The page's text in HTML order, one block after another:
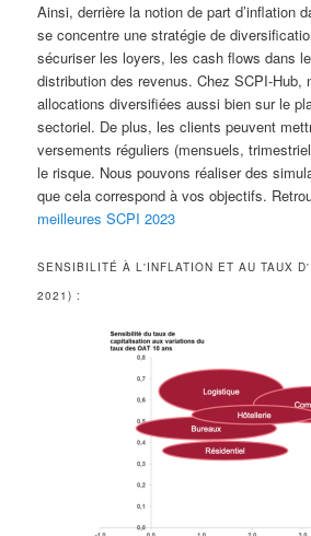
Ainsi, derrière la notion de part d’inflation
se concentre une stratégie de
sécuriser les loyers, les cash flows dans
distribution des revenus. Chez SCPI-Hub,
allocations diversifiées aussi bien sur le
sectoriel. De plus, les clients peuvent
versements réguliers (mensuels,
le risque. Nous pouvons réaliser des
que cela correspond à vos objectifs.
meilleures SCPI 2023
SENSIBILITÉ À L'INFLATION ET AU TAUX
2021) :